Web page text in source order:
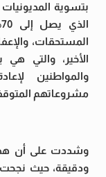
بتسوية المديونيات
الأخير، والتي
والمواطنين
مشروعاتهم
وشددت على أن
ودقيقة، حيث نجحت